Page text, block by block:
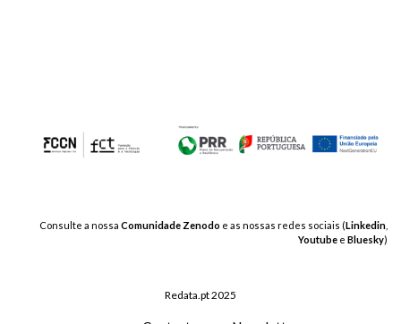
Consulte a nossa Comunidade Zenodo e as nossas redes sociais (Linkedin
Youtube e Bluesky)
Redata.pt 2025